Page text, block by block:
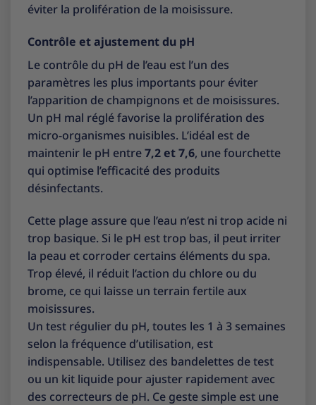
éviter la prolifération de la moisissure.
Contrôle et ajustement du pH
Le contrôle du pH de l’eau est l’un des
paramètres les plus importants pour éviter
l’apparition de champignons et de moisissures.
Un pH mal réglé favorise la prolifération des
micro-organismes nuisibles. L’idéal est de
maintenir le pH entre7,2 et 7,6, une fourchette
qui optimise l’efficacité des produits
désinfectants.
Cette plage assure que l’eau n’est ni trop acide ni
trop basique. Si le pH est trop bas, il peut irriter
la peau et corroder certains éléments du spa.
Trop élevé, il réduit l’action du chlore ou du
brome, ce qui laisse un terrain fertile aux
moisissures.
Un test régulier du pH, toutes les 1 à 3 semaines
selon la fréquence d’utilisation, est
indispensable. Utilisez des bandelettes de test
ou un kit liquide pour ajuster rapidement avec
des correcteurs de pH. Ce geste simple est une